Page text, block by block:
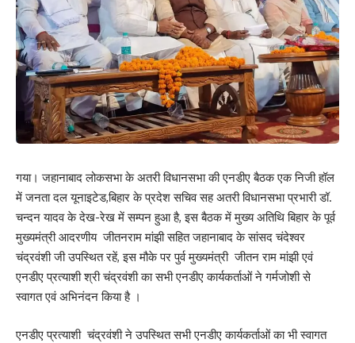
गया। जहानाबाद लोकसभा के अतरी विधानसभा की एनडीए बैठक एक निजी हॉल
में जनता दल यूनाइटेड,बिहार के प्रदेश सचिव सह अतरी विधानसभा प्रभारी डॉ.
चन्दन यादव के देख-रेख में सम्पन हुआ है, इस बैठक में मुख्य अतिथि बिहार के पूर्व
मुख्यमंत्री आदरणीय जीतनराम मांझी सहित जहानाबाद के सांसद चंदेश्वर
चंद्रवंशी जी उपस्थित रहें, इस मौके पर पुर्व मुख्यमंत्री जीतन राम मांझी एवं
एनडीए प्रत्याशी श्री चंद्रवंशी का सभी एनडीए कार्यकर्ताओं ने गर्मजोशी से
स्वागत एवं अभिनंदन किया है ।
एनडीए प्रत्याशी चंद्रवंशी ने उपस्थित सभी एनडीए कार्यकर्ताओं का भी स्वागत